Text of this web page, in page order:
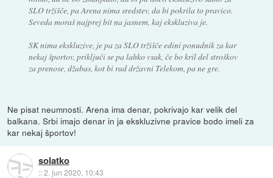
SLO tržišče, pa Arena nima sredstev, da bi pokrila to pravico.
Seveda moraš najprej bit na jasnem, kaj ekskluziva je.
SK nima ekskluzive, je pa za SLO tržišče edini ponudnik za kar
nekaj športov, priključi se pa lahko vsak, če bo kril del stroškov
za prenose, džabas, kot bi rad državni Telekom, pa ne gre.
Ne pisat neumnosti. Arena ima denar, pokrivajo kar velik del
balkana. Srbi imajo denar in ja ekskluzivne pravice bodo imeli za
kar nekaj športov!
solatko
::2. jun 2020, 10:43